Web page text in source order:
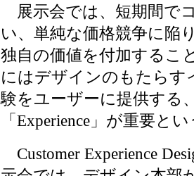
展示会では、短期間で
い、単純な価格競争に陥
独自の価値を付加するこ
にはデザインのもたらす
験をユーザーに提供する
「Experience」が重要と
Customer Experience